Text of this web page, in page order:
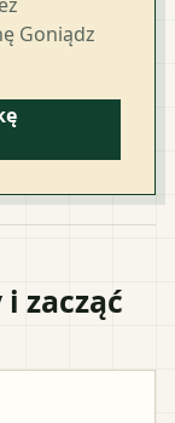
Goniądz
zacząć